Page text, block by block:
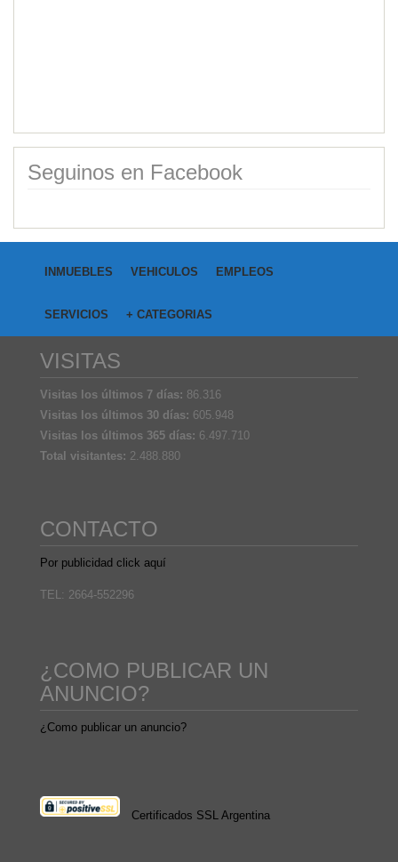
Seguinos en Facebook
INMUEBLES VEHICULOS EMPLEOS
SERVICIOS + CATEGORIAS
VISITAS
Visitas los últimos 7 días: 86.316
Visitas los últimos 30 días: 605.948
Visitas los últimos 365 días: 6.497.710
Total visitantes: 2.488.880
CONTACTO
Por publicidad click aquí
TEL: 2664-552296
¿COMO PUBLICAR UN
ANUNCIO?
¿Como publicar un anuncio?
Certificados SSL Argentina